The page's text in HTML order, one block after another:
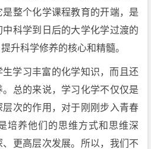
整个化学课程教育的开端，是
科学到日后的大学化学过渡的
升科学修养的核心和精髓。
学习丰富的化学知识，而且还
总的来说，学习化学不仅仅是
次的作用，对于刚刚步入青春
培养他们的思维方式和思维深
更高层次发展。所以，我们不